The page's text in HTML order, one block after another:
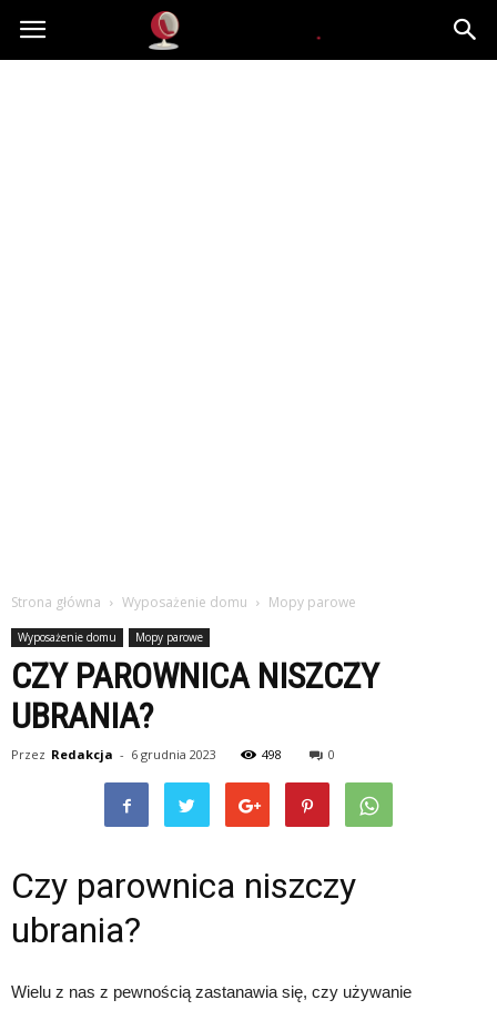
Dekoteria.pl
Strona główna Wyposażenie domu Mopy parowe
Wyposażenie domu Mopy parowe
CZY PAROWNICA NISZCZY
UBRANIA?
Przez Redakcja - 6 grudnia 2023 498 0
Czy parownica niszczy
ubrania?
Wielu z nas z pewnością zastanawia się, czy używanie